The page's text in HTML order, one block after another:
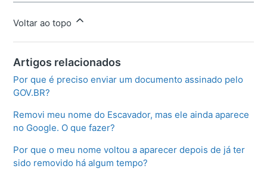
Voltar ao topo
Artigos relacionados
Por que é preciso enviar um documento assinado pelo
GOV.BR?
Removi meu nome do Escavador, mas ele ainda aparece
no Google. O que fazer?
Por que o meu nome voltou a aparecer depois de já ter
sido removido há algum tempo?